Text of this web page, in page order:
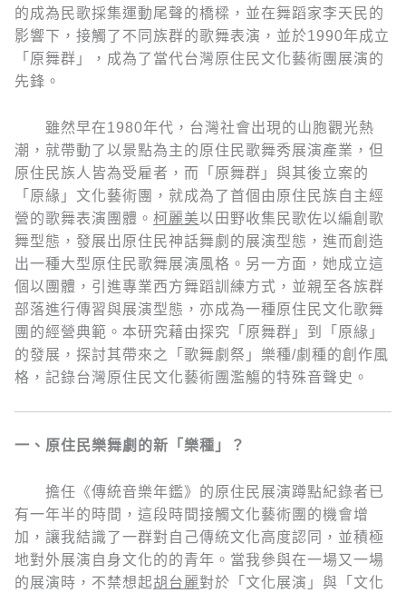
的成為民歌採集運動尾聲的橋樑，並在舞蹈家李天民的
影響下，接觸了不同族群的歌舞表演，並於1990年成立
「原舞群」，成為了當代台灣原住民文化藝術團展演的
先鋒。
雖然早在1980年代，台灣社會出現的山胞觀光熱
潮，就帶動了以景點為主的原住民歌舞秀展演產業，但
原住民族人皆為受雇者，而「原舞群」與其後立案的
「原緣」文化藝術團，就成為了首個由原住民族自主經
營的歌舞表演團體。 柯麗美以田野收集民歌佐以編創歌
舞型態，發展出原住民神話舞劇的展演型態，進而創造
出一種大型原住民歌舞展演風格。另一方面，她成立這
個以團體，引進專業西方舞蹈訓練方式，並親至各族群
部落進行傳習與展演型態，亦成為一種原住民文化歌舞
團的經營典範。本研究藉由探究「原舞群」到「原緣」
的發展，探討其帶來之「歌舞劇祭」樂種/劇種的創作風
格，記錄台灣原住民文化藝術團濫觴的特殊音聲史。
一、原住民樂舞劇的新「 樂種」？
擔任《傳統音樂年鑑》的原住民展演蹲點紀錄者已
有一年半的時間，這段時間接觸文化藝術團的機會增
加，讓我結識了一群對自己傳統文化高度認同，並積極
地對外展演自身文化的的青年。當我參與在一場又一場
的展演時，不禁想起胡台麗對於「文化展演」與「文化